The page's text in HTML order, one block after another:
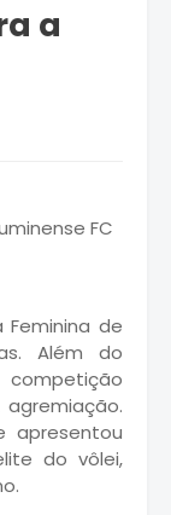
a
Feminina de
Além do
apresentou
do vôlei,